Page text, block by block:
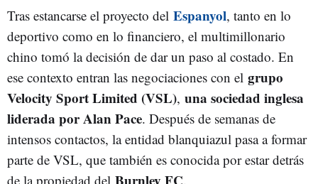
Tras estancarse el proyecto del Espanyol, tanto en lo
deportivo como en lo financiero, el multimillonario
chino tomó la decisión de dar un paso al costado. En
ese contexto entran las negociaciones con el grupo
Velocity Sport Limited (VSL), una sociedad inglesa
liderada por Alan Pace. Después de semanas de
intensos contactos, la entidad blanquiazul pasa a formar
parte de VSL, que también es conocida por estar detrás
de la propiedad del Burnley FC.